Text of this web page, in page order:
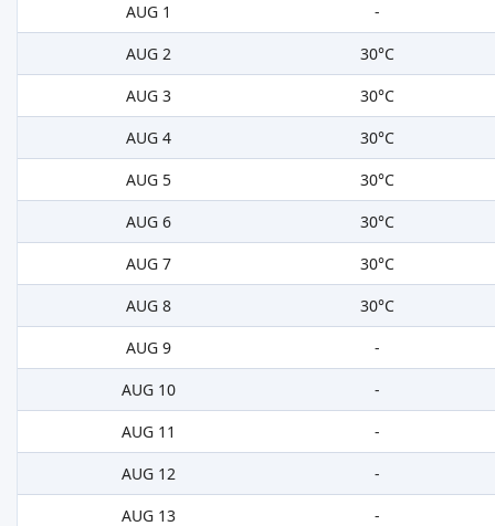
AUG 1
-
AUG 2
30°C
AUG 3
30°C
AUG 4
30°C
AUG 5
30°C
AUG 6
30°C
AUG 7
30°C
AUG 8
30°C
AUG 9
-
AUG 10
-
AUG 11
-
AUG 12
-
AUG 13
-